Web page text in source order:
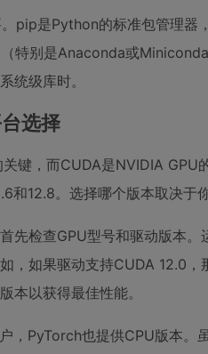
pip是Python的标准包管理器
特别是Anaconda或
统级库时。
选择
键，而CUDA是NVIDIA
和12.8。选择哪个版本取决于
先检查GPU型号和驱动版本。
，如果驱动支持CUDA 12.0
本以获得最佳性能。
，PyTorch也提供CPU版本。